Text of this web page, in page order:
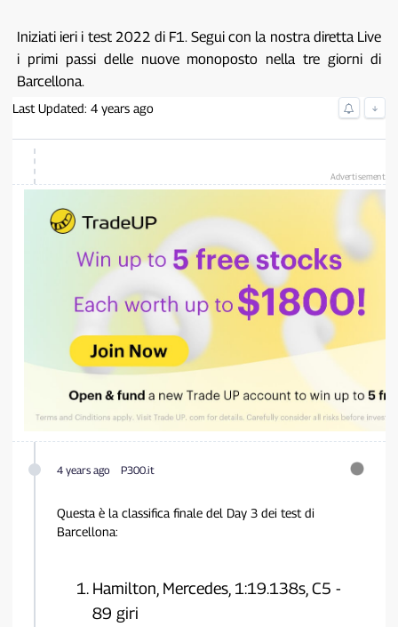
Iniziati ieri i test 2022 di F1. Segui con la nostra diretta Live
i primi passi delle nuove monoposto nella tre giorni di
Barcellona.
Last Updated: 4 years ago ↓
Advertisement
4 years ago P300.it
Questa è la classifica finale del Day 3 dei test di
Barcellona:
Hamilton, Mercedes, 1:19.138s, C5 -
89 giri